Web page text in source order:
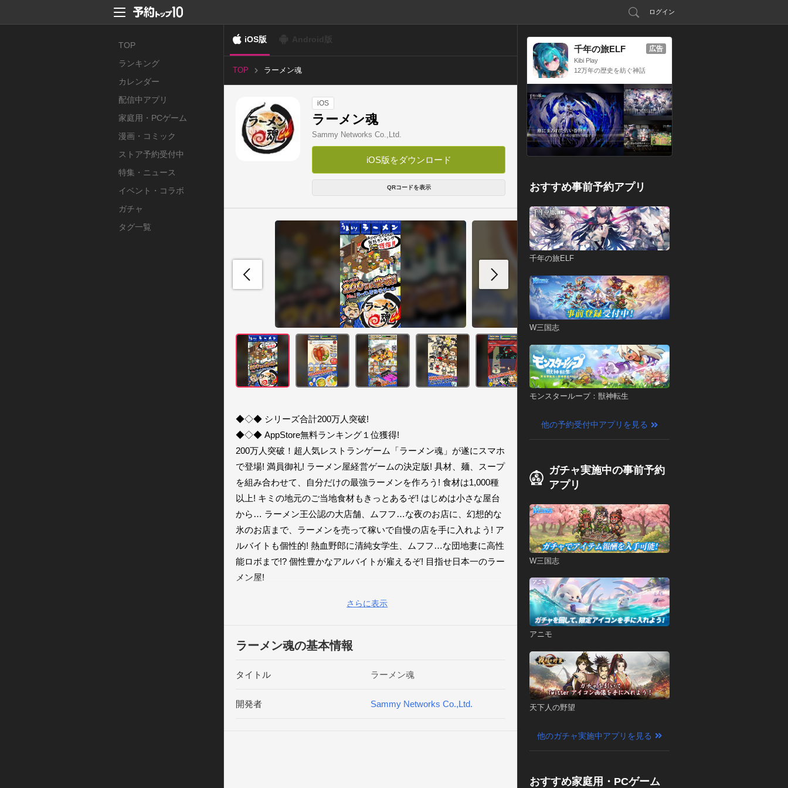
ログイン
TOP
ランキング
カレンダー
配信中アプリ
家庭用・PCゲーム
漫画・コミック
ストア予約受付中
特集・ニュース
イベント・コラボ
ガチャ
タグ一覧
iOS版
TOP ラーメン魂
iOS
ラーメン魂
Sammy Networks Co.,Ltd.
iOS版をダウンロード
QRコードを表示
◆◇◆ シリーズ合計200万人突破!
◆◇◆ AppStore無料ランキング１位獲得!
200万人突破！超人気レストランゲーム「ラーメン魂」が遂にスマホ
で登場! 満員御礼! ラーメン屋経営ゲームの決定版! 具材、麺、スープ
を組み合わせて、自分だけの最強ラーメンを作ろう! 食材は1,000種
以上! キミの地元のご当地食材もきっとあるぞ! はじめは小さな屋台
から… ラーメン王公認の大店舗、ムフフ…な夜のお店に、幻想的な
氷のお店まで、ラーメンを売って稼いで自慢の店を手に入れよう! ア
ルバイトも個性的! 熱血野郎に清純女学生、ムフフ…な団地妻に高性
能ロボまで!? 個性豊かなアルバイトが雇えるぞ! 目指せ日本一のラー
メン屋!
◆ラーメンの組み合わせ無限大!
んを作ろう!
◆全国のご当地具材も登場!
さらに表示
ラーメン魂の基本情報
タイトル ラーメン魂
開発者 Sammy Networks Co.,Ltd.
千年の旅ELF
Kibi Play
12万年の歴史を紡ぐ神話
広告
おすすめ事前予約アプリ
千年の旅ELF
W三国志
モンスターループ：獣神転生
他の予約受付中アプリを見る
ガチャ実施中の事前予約
アプリ
W三国志
アニモ
天下人の野望
他のガチャ実施中アプリを見る
おすすめ家庭用・PCゲーム